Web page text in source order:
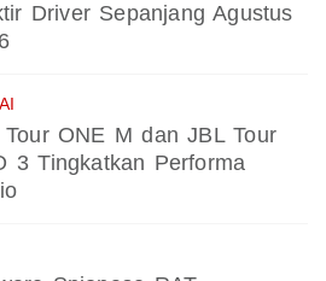
Driver Sepanjang Agustus
Tour ONE M dan JBL Tour
3 Tingkatkan Performa